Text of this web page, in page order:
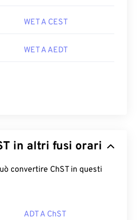
WET A CEST
WET A AEDT
in altri fusi orari
convertire ChST in questi
ADT A ChST